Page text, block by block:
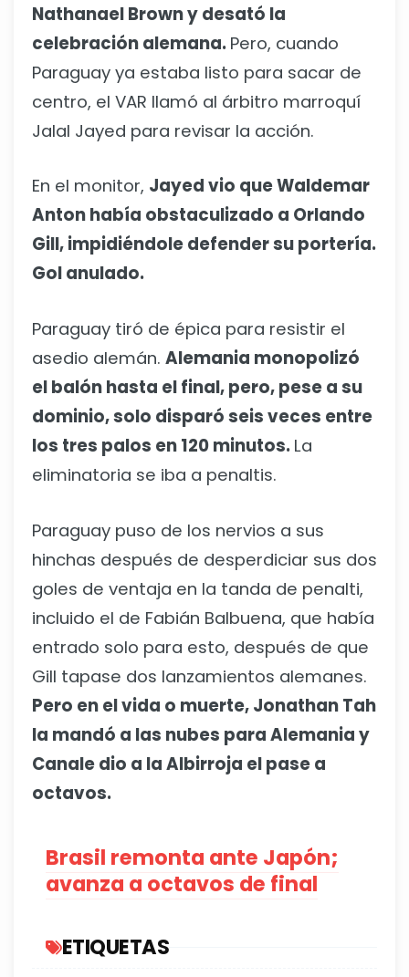
Nathanael Brown y desató la
celebración alemana. Pero, cuando
Paraguay ya estaba listo para sacar de
centro, el VAR llamó al árbitro marroquí
Jalal Jayed para revisar la acción.
En el monitor, Jayed vio que Waldemar
Anton había obstaculizado a Orlando
Gill, impidiéndole defender su portería.
Gol anulado.
Paraguay tiró de épica para resistir el
asedio alemán. Alemania monopolizó
el balón hasta el final, pero, pese a su
dominio, solo disparó seis veces entre
los tres palos en 120 minutos. La
eliminatoria se iba a penaltis.
Paraguay puso de los nervios a sus
hinchas después de desperdiciar sus dos
goles de ventaja en la tanda de penalti,
incluido el de Fabián Balbuena, que había
entrado solo para esto, después de que
Gill tapase dos lanzamientos alemanes.
Pero en el vida o muerte, Jonathan Tah
la mandó a las nubes para Alemania y
Canale dio a la Albirroja el pase a
octavos.
Brasil remonta ante Japón;
avanza a octavos de final
ETIQUETAS